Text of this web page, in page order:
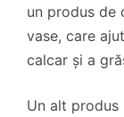
un produs de
vase, care
calcar și a
Un alt produs